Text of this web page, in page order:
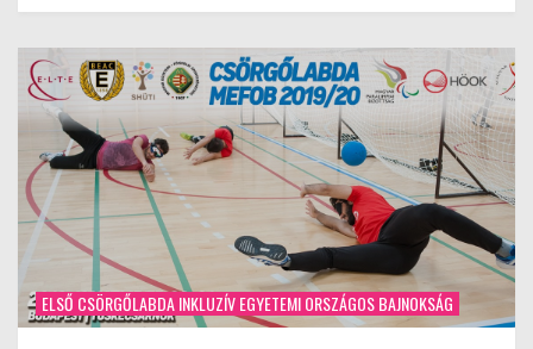
ELSŐ CSÖRGŐLABDA INKLUZÍV EGYETEMI ORSZÁGOS BAJNOKSÁG